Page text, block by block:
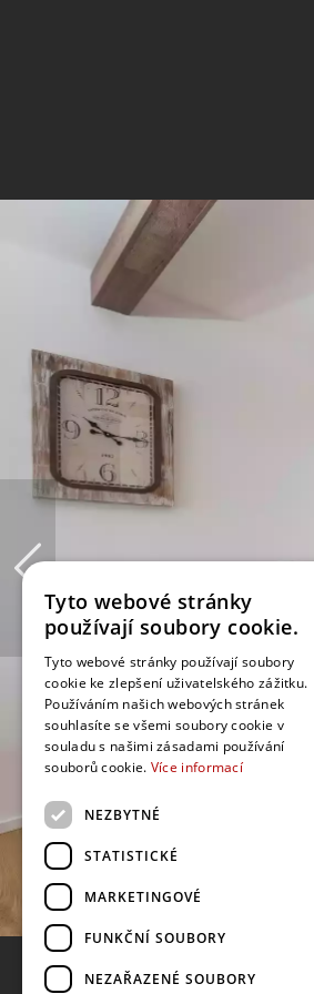
Tyto webové stránky
používají soubory cookie.
Tyto webové stránky používají soubory
cookie ke zlepšení uživatelského zážitku.
Používáním našich webových stránek
souhlasíte se všemi soubory cookie v
souladu s našimi zásadami používání
souborů cookie. Více informací
NEZBYTNÉ
STATISTICKÉ
MARKETINGOVÉ
FUNKČNÍ SOUBORY
NEZAŘAZENÉ SOUBORY